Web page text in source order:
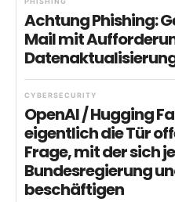
Achtung Phishing:
Mail mit
CYBERSECURITY
OpenAI / Hugging
eigentlich die Tür
Frage, mit der sich
Bundesregierung
beschäftigen